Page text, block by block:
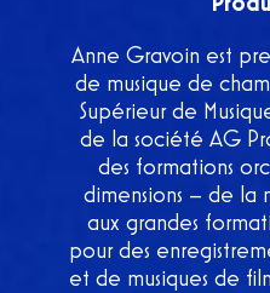
Anne Gravoin est
de musique de
Supérieur de
de la société AG
des formations
dimensions – de la
aux grandes
pour des
et de musiques de